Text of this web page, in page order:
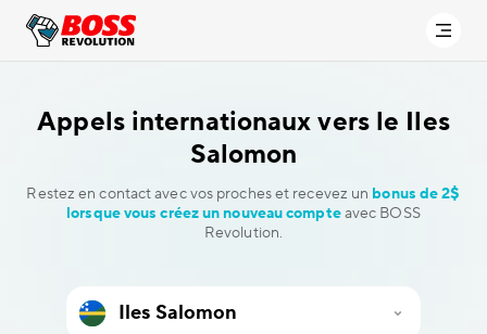
Appels internationaux vers le Iles
Salomon
Restez en contact avec vos proches et recevez un bonus de 2$
lorsque vous créez un nouveau compteavec BOSS
Revolution.